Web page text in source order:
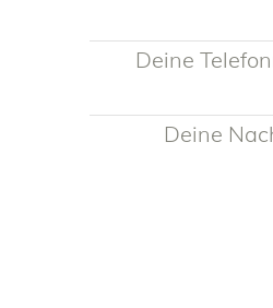
Deine
Deine